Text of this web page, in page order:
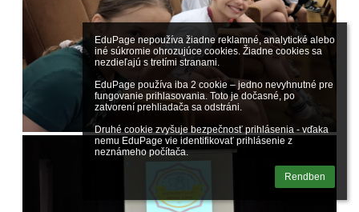
EduPage nepoužíva žiadne reklamné, analytické alebo
iné súkromie ohrozujúce cookies. Žiadne cookies sa
nezdieľajú s tretími stranami.
EduPage používa iba 2 cookie – jedno nevyhnutné pre
fungovanie prihlasovania. Toto je dočasné, po
zatvorení prehliadača sa odstráni.
Druhé cookie zvyšuje bezpečnosť prihlásenia - vďaka
nemu EduPage vie identifikovať prihlásenie z
neznámeho počítača.
Rendben